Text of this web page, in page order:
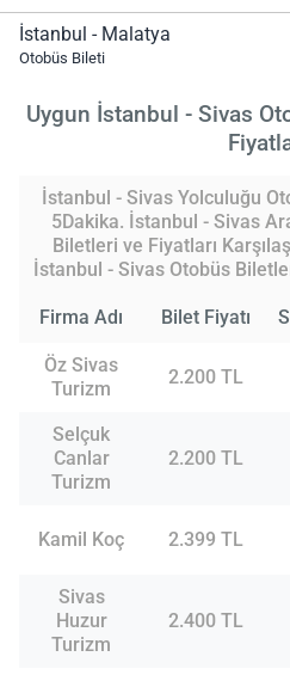
İstanbul - Malatya
Otobüs Bileti
Uygun İstanbul - Sivas
İstanbul - Sivas Yolculuğu
5Dakika. İstanbul - Sivas
Biletleri ve Fiyatları
İstanbul - Sivas Otobüs
Firma Adı Bilet Fiyatı
Öz Sivas
Turizm
2.200 TL
Selçuk
Canlar
Turizm
2.200 TL
Kamil Koç 2.399 TL
Sivas
Huzur
Turizm
2.400 TL